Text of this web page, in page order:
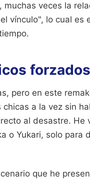
veces la
vínculo", lo cual es
forzados
pero en este
a la vez sin
al desastre. He
o Yukari, solo para
que he